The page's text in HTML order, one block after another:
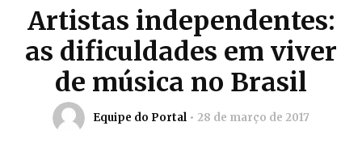
Artistas independentes:
as dificuldades em viver
de música no Brasil
Equipe do Portal 28 de março de 2017